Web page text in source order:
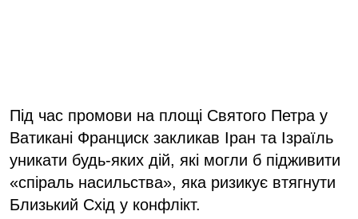
Під час промови на площі Святого Петра у
Ватикані Франциск закликав Іран та Ізраїль
уникати будь-яких дій, які могли б підживити
«спіраль насильства», яка ризикує втягнути
Близький Схід у конфлікт.